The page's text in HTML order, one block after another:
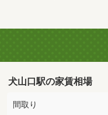
犬山口駅の家賃相場
間取り